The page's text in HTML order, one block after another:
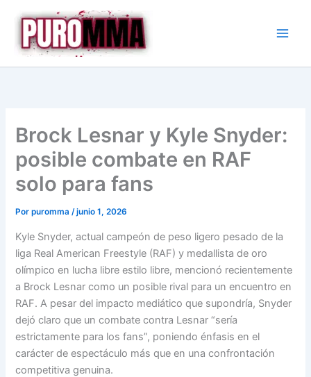
contenido
Brock Lesnar y Kyle Snyder:
posible combate en RAF
solo para fans
Porpuromma/junio 1, 2026
Kyle Snyder, actual campeón de peso ligero pesado de la
liga Real American Freestyle (RAF) y medallista de oro
olímpico en lucha libre estilo libre, mencionó recientemente
a Brock Lesnar como un posible rival para un encuentro en
RAF. A pesar del impacto mediático que supondría, Snyder
dejó claro que un combate contra Lesnar “sería
estrictamente para los fans”, poniendo énfasis en el
carácter de espectáculo más que en una confrontación
competitiva genuina.